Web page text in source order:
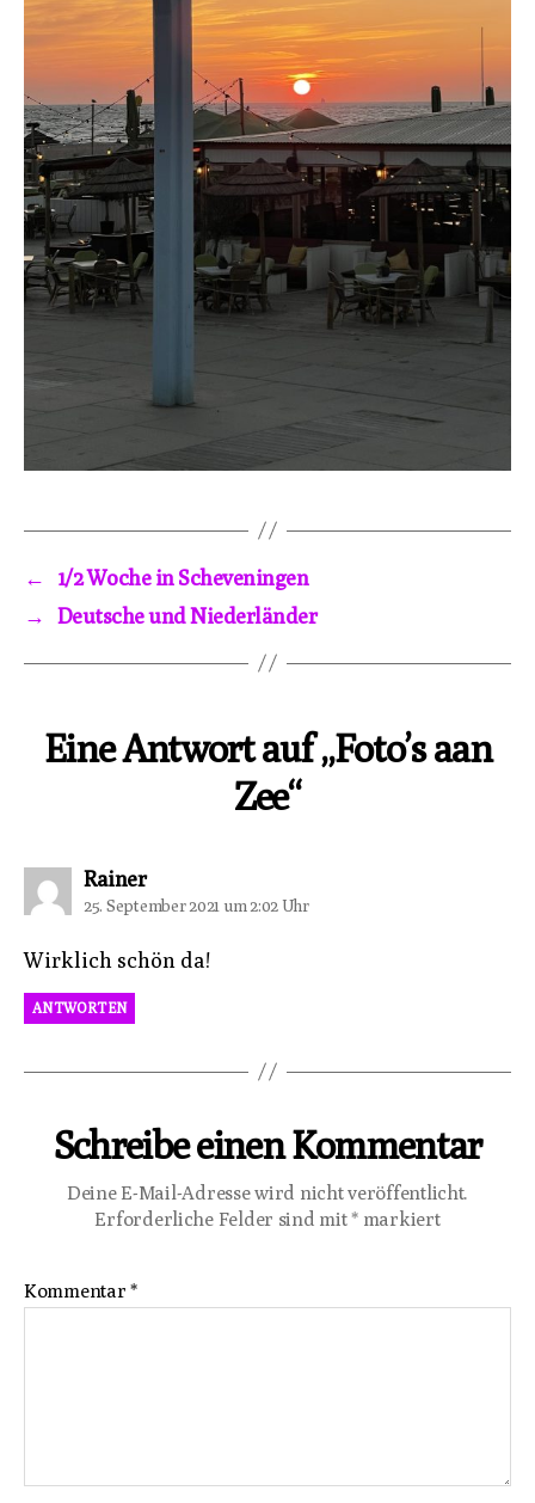
←
1/2 Woche in Scheveningen
→
Deutsche und Niederländer
Eine Antwort auf „Foto’s aan
Zee“
Rainersagt:
25. September 2021 um 2:02 Uhr
Wirklich schön da!
ANTWORTEN
Schreibe einen Kommentar
Deine E-Mail-Adresse wird nicht veröffentlicht.
Erforderliche Felder sind mit* markiert
Kommentar*